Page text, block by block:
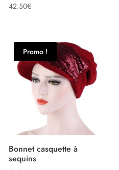
Note
4.86
42.50€
Promo !
Bonnet casquette à
sequins